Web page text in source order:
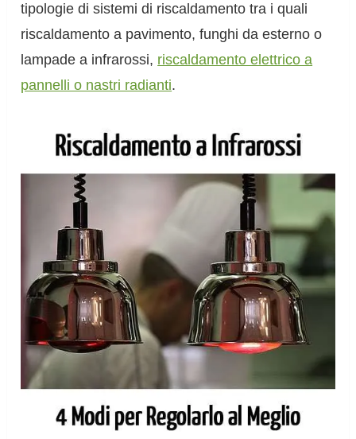
tipologie di sistemi di riscaldamento tra i quali
riscaldamento a pavimento, funghi da esterno o
lampade a infrarossi, riscaldamento elettrico a
pannelli o nastri radianti.